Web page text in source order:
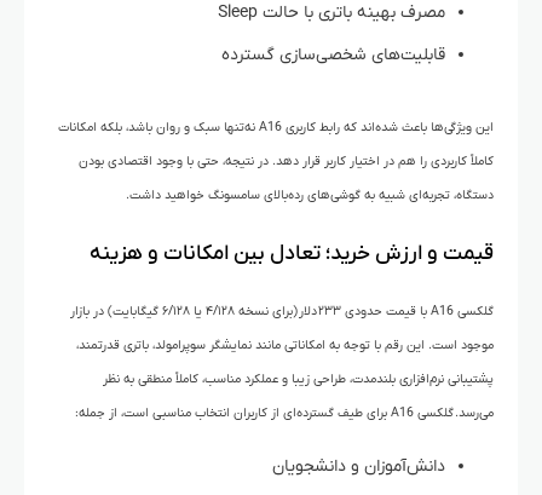
مصرف بهینه باتری با حالت Sleep
قابلیت‌های شخصی‌سازی گسترده
این ویژگی‌ها باعث شده‌اند که رابط کاربری A16 نه‌تنها سبک و روان باشد، بلکه امکانات
کاملاً کاربردی را هم در اختیار کاربر قرار دهد. در نتیجه، حتی با وجود اقتصادی بودن
دستگاه، تجربه‌ای شبیه به گوشی‌های رده‌بالای سامسونگ خواهید داشت.
قیمت و ارزش خرید؛ تعادل بین امکانات و هزینه
گلکسی A16 با قیمت حدودی ۲۳۳ دلار (برای نسخه ۴/۱۲۸ یا ۶/۱۲۸ گیگابایت) در بازار
موجود است. این رقم با توجه به امکاناتی مانند نمایشگر سوپرامولد، باتری قدرتمند،
پشتیبانی نرم‌افزاری بلندمدت، طراحی زیبا و عملکرد مناسب، کاملاً منطقی به نظر
می‌رسد. گلکسی A16 برای طیف گسترده‌ای از کاربران انتخاب مناسبی است، از جمله:
دانش‌آموزان و دانشجویان